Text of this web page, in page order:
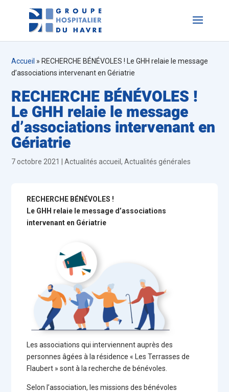
Accueil » RECHERCHE BÉNÉVOLES ! Le GHH relaie le message
d’associations intervenant en Gériatrie
RECHERCHE BÉNÉVOLES !
Le GHH relaie le message
d’associations intervenant en
Gériatrie
7 octobre 2021 |Actualités accueil,Actualités générales
RECHERCHE BÉNÉVOLES !
Le GHH relaie le message d’associations
intervenant en Gériatrie
Les associations qui interviennent auprès des
personnes âgées à la résidence « Les Terrasses de
Flaubert » sont à la recherche de bénévoles.
Selon l’association, les missions des bénévoles